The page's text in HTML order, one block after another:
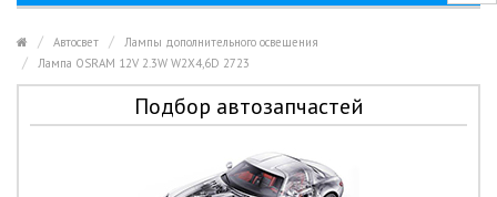
Автосвет
Лампы дополнительного освещения
Лампа OSRAM 12V 2.3W W2X4,6D 2723
Подбор автозапчастей